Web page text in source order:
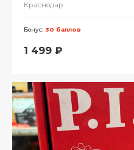
Краснодар
Бонус: 30 баллов
1 499 ₽